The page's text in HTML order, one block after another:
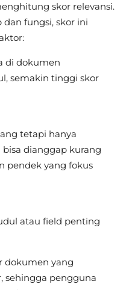
skor relevansi.
dan fungsi, skor ini
di dokumen
semakin tinggi skor
tetapi hanya
dianggap kurang
pendek yang fokus
atau field penting
dokumen yang
sehingga pengguna